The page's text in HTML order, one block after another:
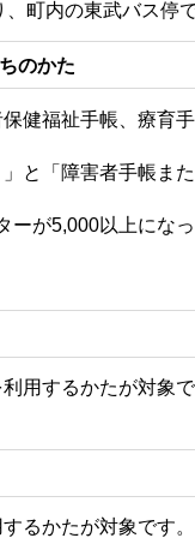
町内の東武バス停
のかた
健福祉手帳、療育
」と「障害者手帳ま
ーが5,000以上にな
用するかたが対象
るかたが対象です。